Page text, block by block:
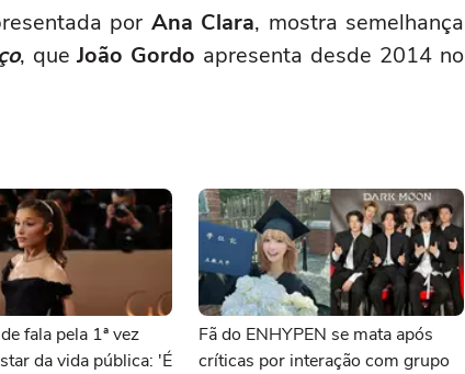
por Ana Clara, mostra semelhança
, queJoão Gordo apresenta desde 2014 no
fala pela 1ª vez
da vida pública: 'É
Fã do ENHYPEN se mata após
críticas por interação com grupo